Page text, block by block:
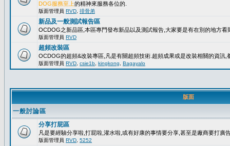
DOG服務至上的精神來服務各位的.
版面管理員 RVD 排骨弟
新品及一般測試報告區
OCDOG之新品區,本區專門發布新品以及測試報告,大家要是有在別的地方看
版面管理員 RVD
超頻改裝區
OCDOG的超頻&改裝專區,凡是有關超頻技術.超頻成果或是改裝相關的資訊,
版面管理員 RVD csie1b kingkong Bagayalo
版面
一般討論區
分享打屁區
凡是要經驗分享啦,打屁啦,灌水啦,或有好康的事情要分享,甚至是廠商要打廣
版面管理員 RVD 5252